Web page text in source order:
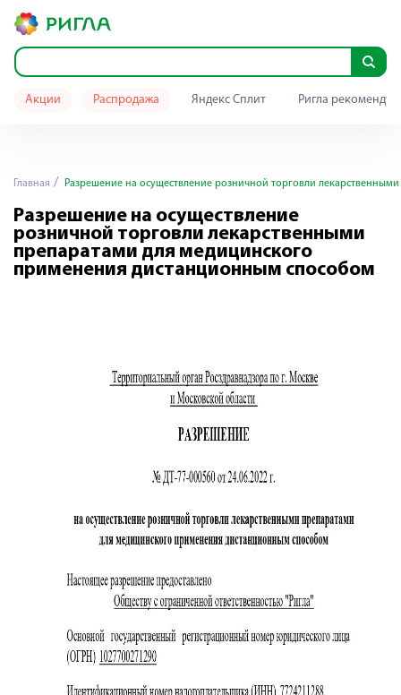
Акции Распродажа Яндекс Сплит Ригла
Главная Разрешение на осуществление розничной торговли
Разрешение на осуществление
розничной торговли лекарственными
препаратами для медицинского
применения дистанционным способом